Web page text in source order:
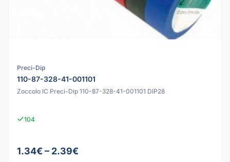
Preci-Dip
110-87-328-41-001101
Zoccolo IC Preci-Dip 110-87-328-41-001101 DIP28
104
1.34€ – 2.39€